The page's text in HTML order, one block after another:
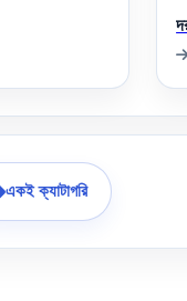
একই ক্যাটাগরি